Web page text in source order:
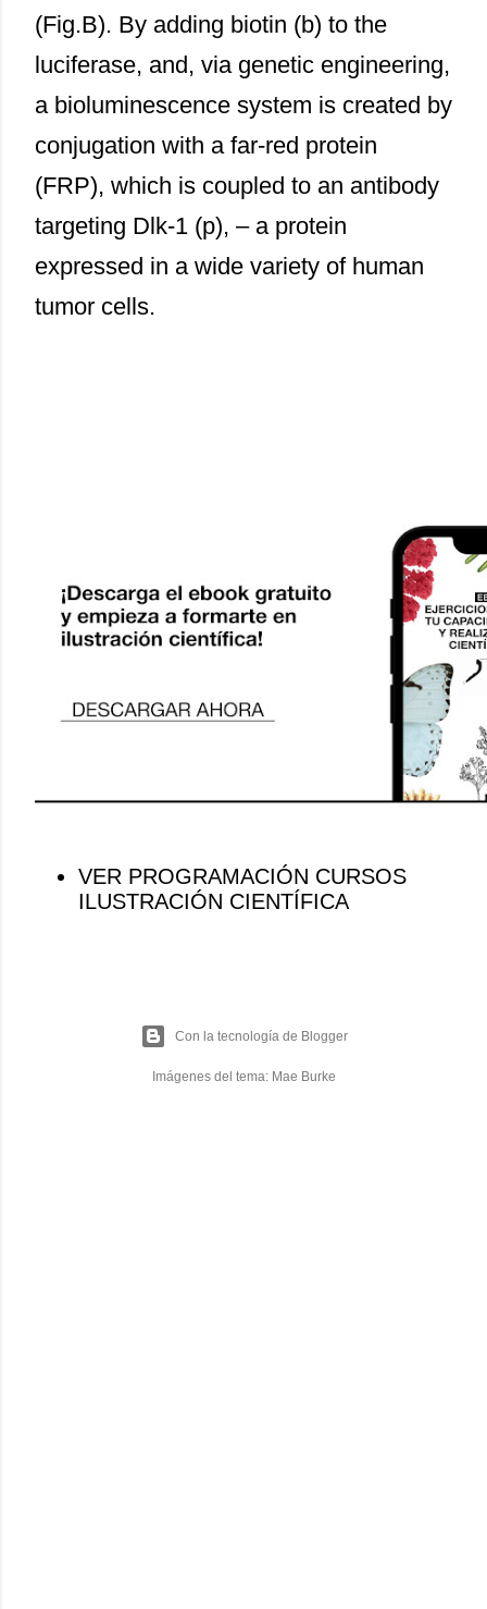
(Fig.B). By adding biotin (b) to the
luciferase, and, via genetic engineering,
a bioluminescence system is created by
conjugation with a far-red protein
(FRP), which is coupled to an antibody
targeting Dlk-1 (p), – a protein
expressed in a wide variety of human
tumor cells.
VER PROGRAMACIÓN CURSOS
ILUSTRACIÓN CIENTÍFICA
Con la tecnología de Blogger
Imágenes del tema: Mae Burke